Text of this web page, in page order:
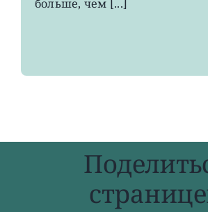
больше, чем [...]